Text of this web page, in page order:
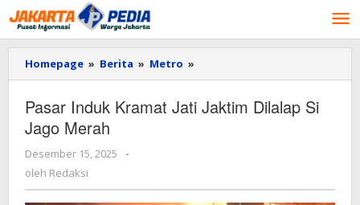
Lewati
ke
konten
Homepage » Berita » Metro »
Induk
Jati
Merah
Pasar Induk Kramat Jati Jaktim Dilalap Si
Jago Merah
Desember 15, 2025
oleh
-
oleh Redaksi